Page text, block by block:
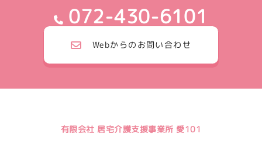
072-430-6101
Webからのお問い合わせ
有限会社 居宅介護支援事業所 愛101